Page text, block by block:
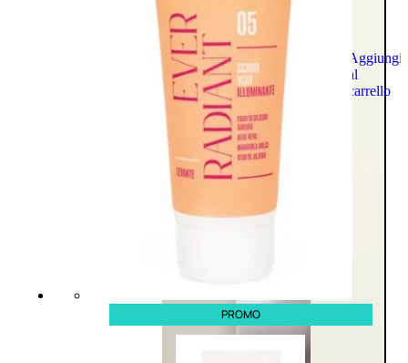
Aggiungi
al
carrello
PROMO